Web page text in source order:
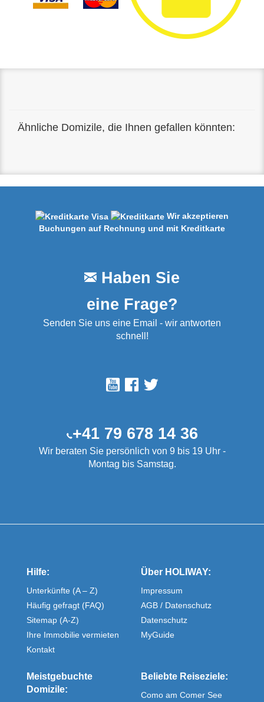
Ähnliche Domizile, die Ihnen gefallen könnten:
Wir akzeptieren
Buchungen auf Rechnung und mit Kreditkarte
Haben Sie
eine Frage?
Senden Sie uns eine Email - wir antworten
schnell!
+41 79 678 14 36
Wir beraten Sie persönlich von 9 bis 19 Uhr -
Montag bis Samstag.
Hilfe:
Unterkünfte (A – Z)
Häufig gefragt (FAQ)
Sitemap (A-Z)
Ihre Immobilie vermieten
Kontakt
Über HOLIWAY:
Impressum
AGB / Datenschutz
Datenschutz
MyGuide
Meistgebuchte
Domizile:
Beliebte Reiseziele:
Como am Comer See